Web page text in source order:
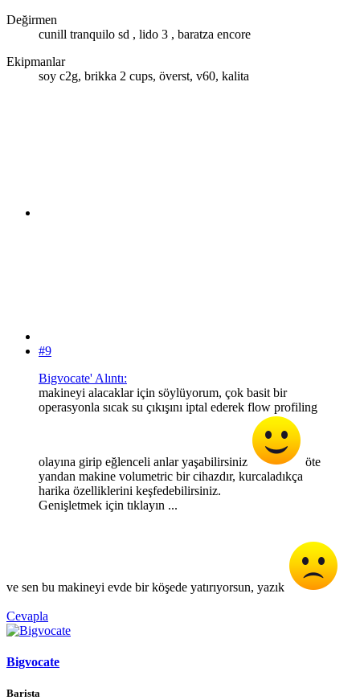
Değirmen
cunill tranquilo sd , lido 3 , baratza encore
Ekipmanlar
soy c2g, brikka 2 cups, överst, v60, kalita
#9
Bigvocate' Alıntı:
makineyi alacaklar için söylüyorum, çok basit bir
operasyonla sıcak su çıkışını iptal ederek flow profiling
olayına girip eğlenceli anlar yaşabilirsiniz
öte
yandan makine volumetric bir cihazdır, kurcaladıkça
harika özelliklerini keşfedebilirsiniz.
Genişletmek için tıklayın ...
ve sen bu makineyi evde bir köşede yatırıyorsun, yazık
Cevapla
Bigvocate
Barista